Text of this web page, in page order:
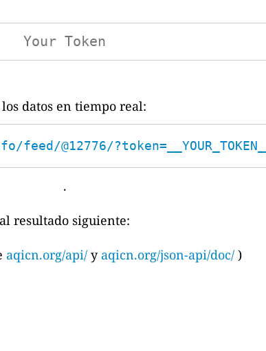
datos en tiempo real:
@12776/?token=__YOUR_TOKEN__
.
resultado siguiente:
aqicn.org/api/ y aqicn.org/json-api/doc/ )